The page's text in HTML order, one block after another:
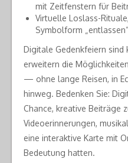
mit Zeitfenstern für
Virtuelle Loslass-
Symbolform
Digitale Gedenkfeiern sind
erweitern die
— ohne lange Reisen, in
hinweg. Bedenken Sie:
Chance, kreative Beiträge
Videoerinnerungen,
eine interaktive Karte mit
Bedeutung hatten.